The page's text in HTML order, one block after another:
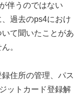
伴うのではない
過去のps4におけ
て聞いたことがあ
。
住所の管理、パス
ットカード登録解